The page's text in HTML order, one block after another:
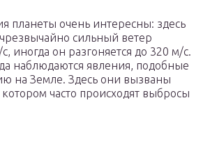
планеты очень интересны: здесь
сильный ветер
иногда он разгоняется до 320 м/с.
наблюдаются явления, подобные
на Земле. Здесь они вызваны
часто происходят выбросы